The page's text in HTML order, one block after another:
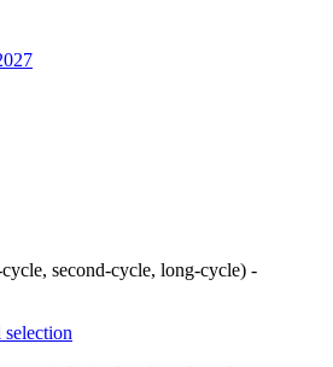
second-cycle, long-cycle) -
selection